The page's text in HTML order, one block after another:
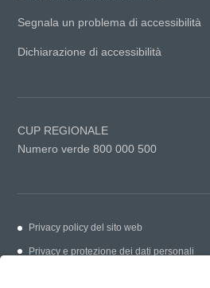
Segnala un problema di accessibilità
Dichiarazione di accessibilità
CUP REGIONALE
Numero verde 800 000 500
Privacy policy del sito web
Privacy e protezione dei dati personali